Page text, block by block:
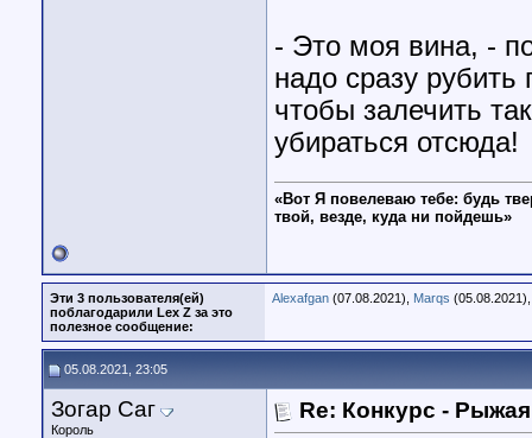
- Это моя вина, -
надо сразу
чтобы залечить
убираться отсюда!
«Вот Я повелеваю тебе: будь
твой, везде, куда ни пойдешь»
Эти 3 пользователя(ей)
поблагодарили Lex Z за это
полезное сообщение:
Alexafgan (07.08.2021), Marqs
05.08.2021, 23:05
Зогар Саг
Король
Re: Конкурс -